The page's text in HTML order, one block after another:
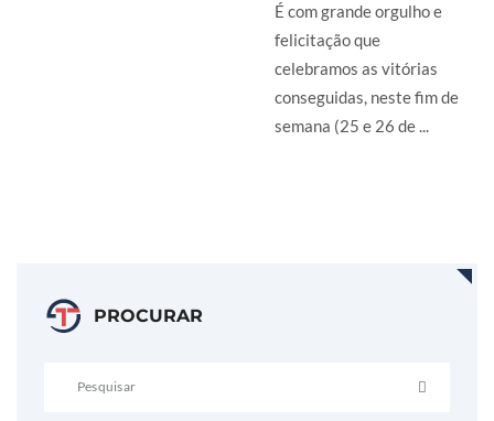
É com grande orgulho e
felicitação que
celebramos as vitórias
conseguidas, neste fim de
semana (25 e 26 de ...
PROCURAR